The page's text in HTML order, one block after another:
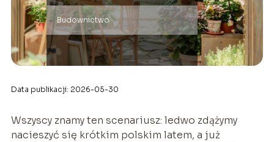
Budownictwo
Data publikacji: 2026-05-30
Wszyscy znamy ten scenariusz: ledwo zdążymy
nacieszyć się krótkim polskim latem, a już